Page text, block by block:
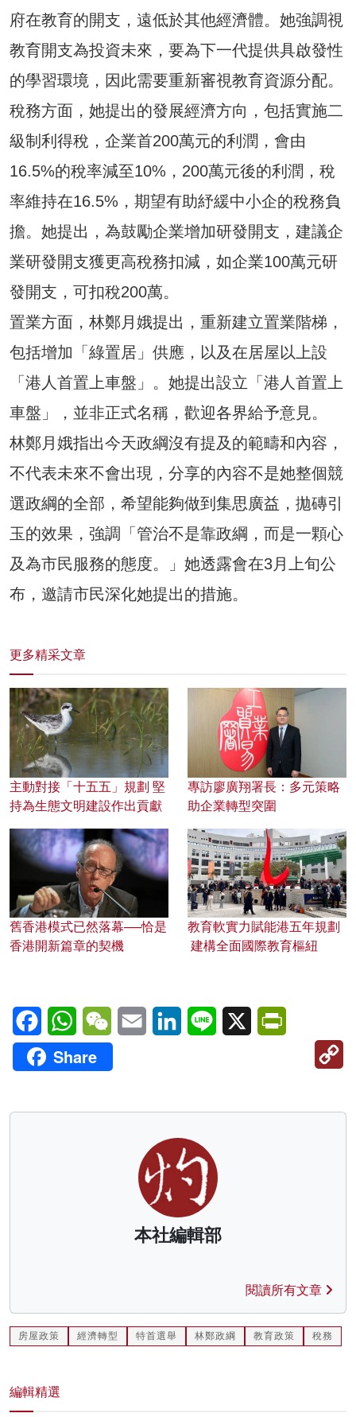
府在教育的開支，遠低於其他經濟體。她強調視
教育開支為投資未來，要為下一代提供具啟發性
的學習環境，因此需要重新審視教育資源分配。
稅務方面，她提出的發展經濟方向，包括實施二
級制利得稅，企業首200萬元的利潤，會由
16.5%的稅率減至10%，200萬元後的利潤，稅
率維持在16.5%，期望有助紓緩中小企的稅務負
擔。她提出，為鼓勵企業增加研發開支，建議企
業研發開支獲更高稅務扣減，如企業100萬元研
發開支，可扣稅200萬。
置業方面，林鄭月娥提出，重新建立置業階梯，
包括增加「綠置居」供應，以及在居屋以上設
「港人首置上車盤」。她提出設立「港人首置上
車盤」，並非正式名稱，歡迎各界給予意見。
林鄭月娥指出今天政綱沒有提及的範疇和內容，
不代表未來不會出現，分享的內容不是她整個競
選政綱的全部，希望能夠做到集思廣益，拋磚引
玉的效果，強調「管治不是靠政綱，而是一顆心
及為市民服務的態度。」她透露會在3月上旬公
布，邀請市民深化她提出的措施。
更多精采文章
主動對接「十五五」規劃 堅
持為生態文明建設作出貢獻
專訪廖廣翔署長：多元策略
助企業轉型突圍
舊香港模式已然落幕──恰是
香港開新篇章的契機
教育軟實力賦能港五年規劃
建構全面國際教育樞紐
FacebookWhatsAppWeChatEmail LinkedInLine X
Share
本社編輯部
閱讀所有文章
房屋政策 經濟轉型 特首選舉 林鄭政綱 教育政策 稅務
編輯精選